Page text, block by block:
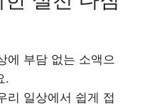
에 부담 없는 소액으
.
리 일상에서 쉽게 접